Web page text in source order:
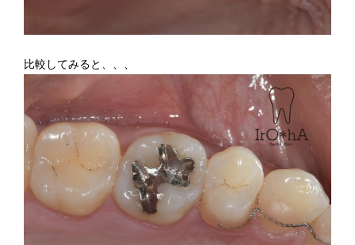
比較してみると、、、